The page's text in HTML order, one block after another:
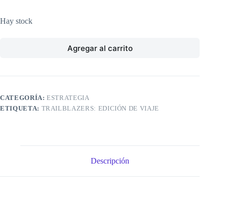
Hay stock
Agregar al carrito
CATEGORÍA:ESTRATEGIA
ETIQUETA: TRAILBLAZERS: EDICIÓN DE VIAJE
Descripción